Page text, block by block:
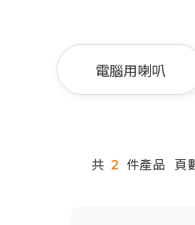
電腦用喇叭
共 2 件產品 頁